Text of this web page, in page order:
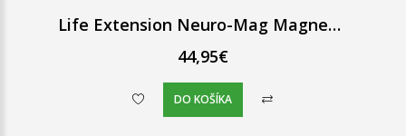
Life Extension Neuro-Mag Magnesium L-Threonate 90 ks
44,95€
DO KOŠÍKA